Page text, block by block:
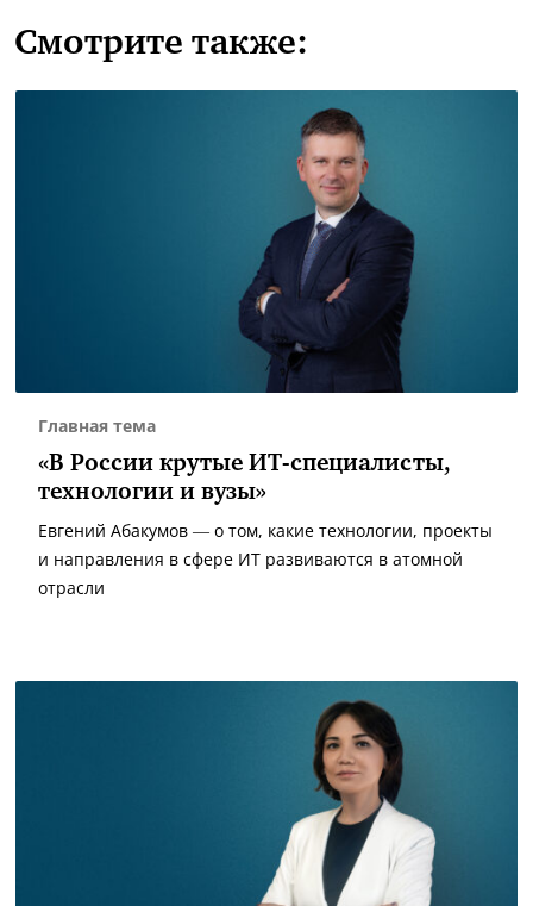
Смотрите также:
Главная тема
«В России крутые ИТ-специалисты,
технологии и вузы»
Евгений Абакумов — о том, какие технологии, проекты
и направления в сфере ИТ развиваются в атомной
отрасли